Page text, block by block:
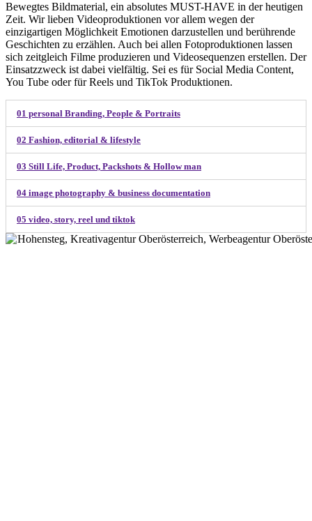
Bewegtes Bildmaterial, ein absolutes MUST-HAVE in der heutigen
Zeit. Wir lieben Videoproduktionen vor allem wegen der
einzigartigen Möglichkeit Emotionen darzustellen und berührende
Geschichten zu erzählen. Auch bei allen Fotoproduktionen lassen
sich zeitgleich Filme produzieren und Videosequenzen erstellen. Der
Einsatzzweck ist dabei vielfältig. Sei es für Social Media Content,
You Tube oder für Reels und TikTok Produktionen.
01 personal Branding, People & Portraits
02 Fashion, editorial & lifestyle
03 Still Life, Product, Packshots & Hollow man
04 image photography & business documentation
05 video, story, reel und tiktok